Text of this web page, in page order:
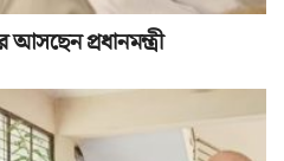
আসছেন প্রধানমন্ত্রী